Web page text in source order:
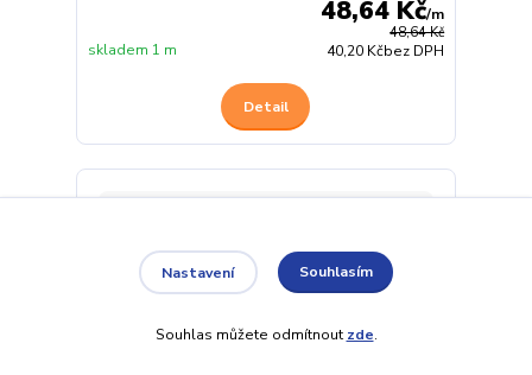
48,64 Kč
48,64 Kč/m
40,20 Kčbez DPH
skladem 1 m
Detail
Nastavení Souhlasím
Souhlas můžete odmítnout zde.